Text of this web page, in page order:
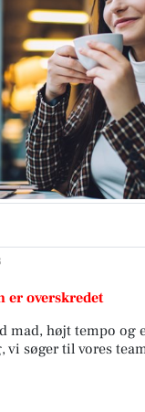
er overskredet
mad, højt tempo
vi søger til vores